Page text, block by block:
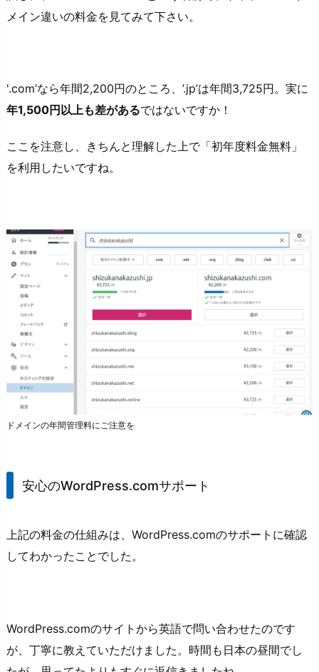
メイン違いの料金を見てみて下さい。
'.com’なら年間2,200円のところ、’.jp’は年間3,725円。実に
年1,500円以上も差があるではないですか！
ここを注意し、きちんと理解した上で「初年度料金無料」
を利用したいですね。
ドメインの年間管理料にご注意を
安心のWordPress.comサポート
上記の料金の仕組みは、WordPress.comのサポートに確認
してわかったことでした。
WordPress.comのサイトから英語で問い合わせたのです
が、丁寧に教えていただけました。時間も日本の昼間でし